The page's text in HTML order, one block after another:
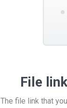
File
The file link that